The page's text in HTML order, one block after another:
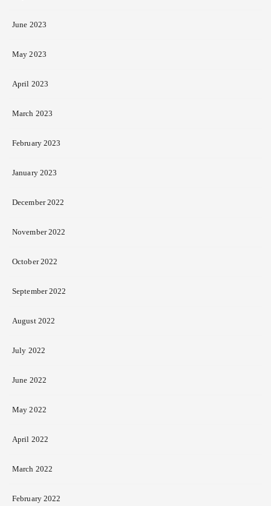
June 2023
May 2023
April 2023
March 2023
February 2023
January 2023
December 2022
November 2022
October 2022
September 2022
August 2022
July 2022
June 2022
May 2022
April 2022
March 2022
February 2022